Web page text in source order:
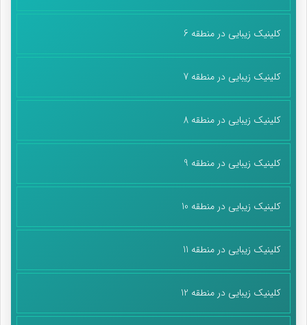
کلینیک زیبایی در منطقه 6
کلینیک زیبایی در منطقه 7
کلینیک زیبایی در منطقه 8
کلینیک زیبایی در منطقه 9
کلینیک زیبایی در منطقه 10
کلینیک زیبایی در منطقه 11
کلینیک زیبایی در منطقه 12